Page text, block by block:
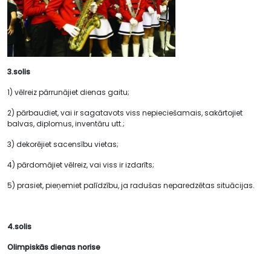
3.solis
1) vēlreiz pārrunājiet dienas gaitu;
2) pārbaudiet, vai ir sagatavots viss nepieciešamais, sakārtojiet
balvas, diplomus, inventāru utt.;
3) dekorējiet sacensību vietas;
4) pārdomājiet vēlreiz, vai viss ir izdarīts;
5) prasiet, pieņemiet palīdzību, ja radušas neparedzētas situācijas.
4.solis
Olimpiskās dienas norise